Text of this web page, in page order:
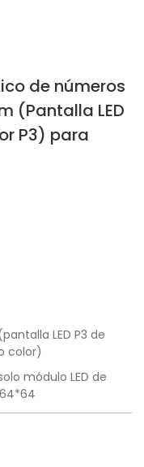
de números
(Pantalla LED
P3) para
LED P3 de
color)
módulo LED de